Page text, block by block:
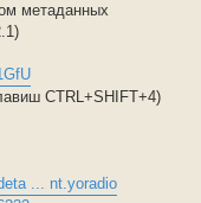
метаданных
CTRL+SHIFT+4)
... nt.yoradio